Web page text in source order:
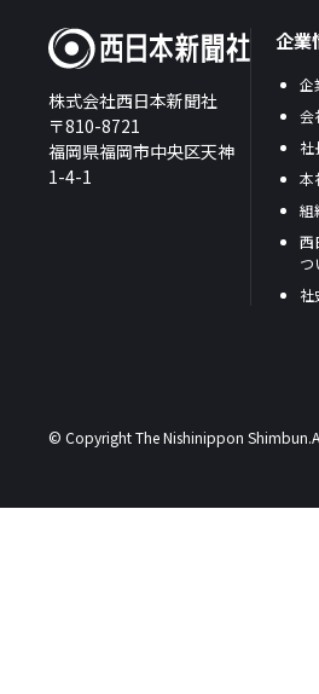
株式会社西日本新聞社
〒810-8721
福岡県福岡市中央区天神
1-4-1
企業
企
会
社
本
組
西
つ
社
© Copyright The Nishinippon